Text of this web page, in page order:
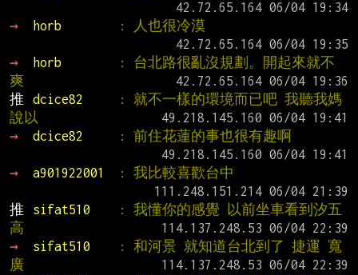
→
horb
: 人也很冷漠
→
horb
: 台北路很亂沒規劃。開起來就不
爽
推
dcice82
: 就不一樣的環境而已吧 我聽我媽
說以
→
dcice82
: 前住花蓮的事也很有趣啊
→
a901922001
: 我比較喜歡台中
推
sifat510
: 我懂你的感覺 以前坐車看到汐五
高
→
sifat510
: 和河景 就知道台北到了 捷運 寬
廣